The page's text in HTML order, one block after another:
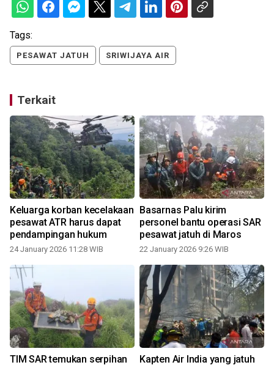
Tags:
PESAWAT JATUH SRIWIJAYA AIR
Terkait
Keluarga korban kecelakaan
pesawat ATR harus dapat
pendampingan hukum
24 January 2026 11:28 WIB
Basarnas Palu kirim
personel bantu operasi SAR
pesawat jatuh di Maros
22 January 2026 9:26 WIB
TIM SAR temukan serpihan
Kapten Air India yang jatuh